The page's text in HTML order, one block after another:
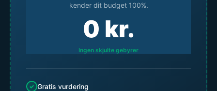
kender dit budget 100%.
0 kr.
Ingen skjulte gebyrer
Gratis vurdering